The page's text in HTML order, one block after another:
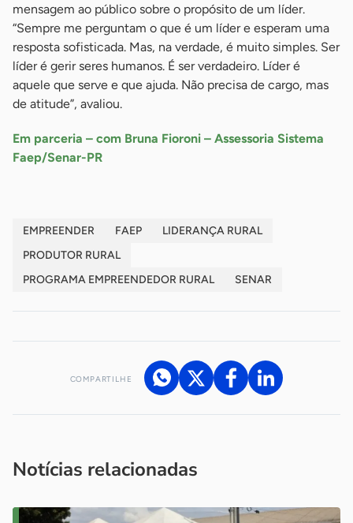
mensagem ao público sobre o propósito de um líder.
“Sempre me perguntam o que é um líder e esperam uma
resposta sofisticada. Mas, na verdade, é muito simples. Ser
líder é gerir seres humanos. É ser verdadeiro. Líder é
aquele que serve e que ajuda. Não precisa de cargo, mas
de atitude”, avaliou.
Em parceria – com Bruna Fioroni – Assessoria Sistema
Faep/Senar-PR
EMPREENDER FAEP
LIDERANÇA RURAL
PRODUTOR RURAL
PROGRAMA EMPREENDEDOR RURAL
SENAR
COMPARTILHE
Notícias relacionadas